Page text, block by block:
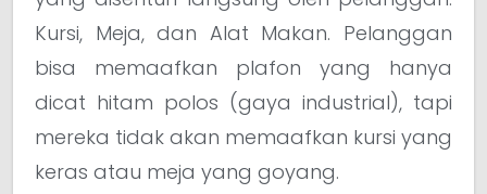
Kursi, Meja, dan Alat Makan. Pelanggan
bisa memaafkan plafon yang hanya
dicat hitam polos (gaya industrial), tapi
mereka tidak akan memaafkan kursi yang
keras atau meja yang goyang.